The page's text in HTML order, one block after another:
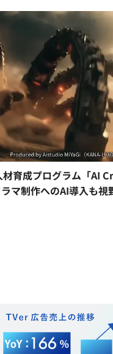
育成プログラム「AI
マ制作へのAI導入も視